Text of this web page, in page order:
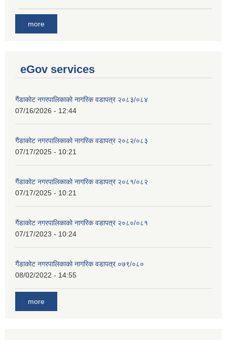
more
eGov services
गैंडाकोट नगरपालिकाको नागरिक वडापत्र २०८३/०८४
07/16/2026 - 12:44
गैंडाकोट नगरपालिकाको नागरिक वडापत्र २०८२/०८३
07/17/2025 - 10:21
गैंडाकोट नगरपालिकाको नागरिक वडापत्र २०८१/०८२
07/17/2025 - 10:21
गैंडाकोट नगरपालिकाको नागरिक वडापत्र २०८०/०८१
07/17/2023 - 10:24
गैंडाकोट नगरपालिकाको नागरिक वडापत्र ०७९/०८०
08/02/2022 - 14:55
more